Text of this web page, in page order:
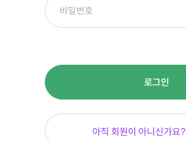
로그인
아직 회원이 아니신가요?